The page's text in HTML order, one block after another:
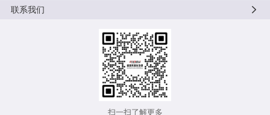
联系我们
扫一扫了解更多